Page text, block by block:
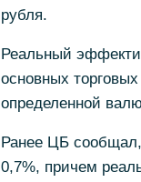
рубля.
Реальный
основных
определенной
Ранее ЦБ
0,7%, причем